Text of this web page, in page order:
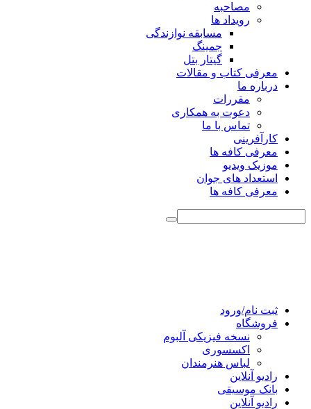
مصاحبه
رویداد ها
مسابقه نوازندگی
جمینگ
گیتار بتل
معرفی کتاب و مقالات
درباره ما
مقررات
دعوت به همکاری
تماس با ما
کارآفرینی
معرفی کافه ها
موزیک ویدیو
استعداد های جوان
معرفی کافه ها
ثبت نام/ورود
فروشگاه
نسخه فیزیکی آلبوم
اکسسوری
لباس هنرمندان
رادیو آنلاین
بانک موسیقی
رادیو آنلاین